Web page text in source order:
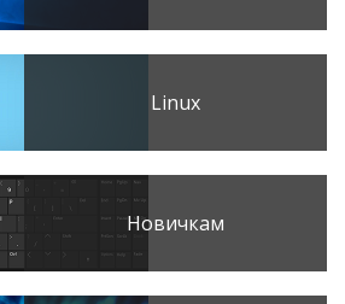
Linux
Новичкам